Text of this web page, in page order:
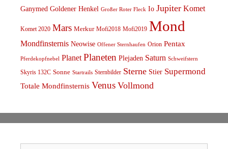
Ganymed Goldener Henkel Großer Roter Fleck Io Jupiter Komet
Komet 2020 Mars Merkur Mofi2018 Mofi2019 Mond
Mondfinsternis Neowise Offener Sternhaufen Orion Pentax
Pferdekopfnebel Planet Planeten Plejaden Saturn Schweifstern
Skyris 132C Sonne Startrails Sternbilder Sterne Stier Supermond
Totale Mondfinsternis Venus Vollmond